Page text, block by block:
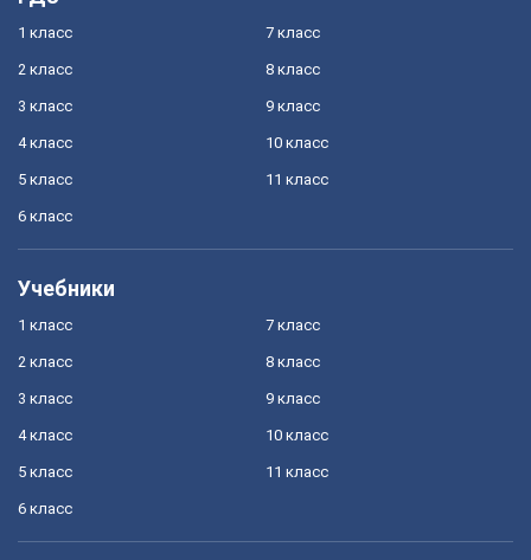
1 класс
2 класс
3 класс
4 класс
5 класс
6 класс
7 класс
8 класс
9 класс
10 класс
11 класс
Учебники
1 класс
2 класс
3 класс
4 класс
5 класс
6 класс
7 класс
8 класс
9 класс
10 класс
11 класс